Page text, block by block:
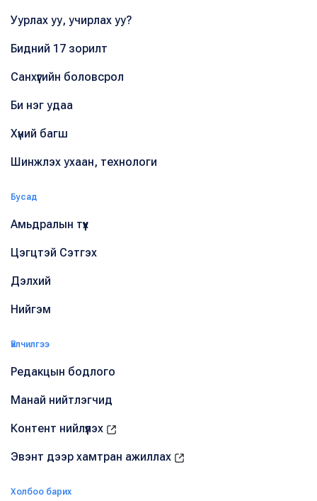
Уурлах уу, учирлах уу?
Бидний 17 зорилт
Санхүүгийн боловсрол
Би нэг удаа
Хүний багш
Шинжлэх ухаан, технологи
Бусад
Амьдралын түүх
Цэгцтэй Сэтгэх
Дэлхий
Нийгэм
Үйлчилгээ
Редакцын бодлого
Манай нийтлэгчид
Контент нийлүүлэх
Эвэнт дээр хамтран ажиллах
Холбоо барих